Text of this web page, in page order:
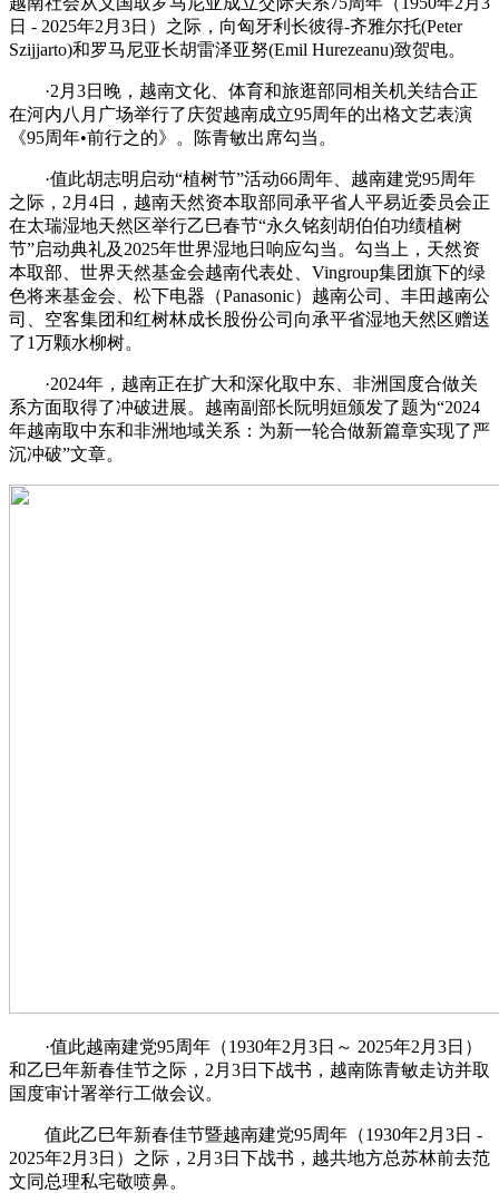
日 - 2025年2月3日）之际，向匈牙利长彼得-齐雅尔托(Peter
Szijjarto)和罗马尼亚长胡雷泽亚努(Emil Hurezeanu)致贺电。
·2月3日晚，越南文化、体育和旅逛部同相关机关结合正
在河内八月广场举行了庆贺越南成立95周年的出格文艺表演
《95周年•前行之的》。陈青敏出席勾当。
·值此胡志明启动“植树节”活动66周年、越南建党95周年
之际，2月4日，越南天然资本取部同承平省人平易近委员会正
在太瑞湿地天然区举行乙巳春节“永久铭刻胡伯伯功绩植树
节”启动典礼及2025年世界湿地日响应勾当。勾当上，天然资
本取部、世界天然基金会越南代表处、Vingroup集团旗下的绿
色将来基金会、松下电器（Panasonic）越南公司、丰田越南公
司、空客集团和红树林成长股份公司向承平省湿地天然区赠送
了1万颗水柳树。
·2024年，越南正在扩大和深化取中东、非洲国度合做关
系方面取得了冲破进展。越南副部长阮明姮颁发了题为“2024
年越南取中东和非洲地域关系：为新一轮合做新篇章实现了严
沉冲破”文章。
·值此越南建党95周年（1930年2月3日～ 2025年2月3日）
和乙巳年新春佳节之际，2月3日下战书，越南陈青敏走访并取
国度审计署举行工做会议。
值此乙巳年新春佳节暨越南建党95周年（1930年2月3日 -
2025年2月3日）之际，2月3日下战书，越共地方总苏林前去范
文同总理私宅敬喷鼻。